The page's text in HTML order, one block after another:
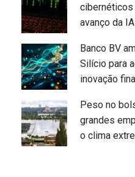
cibernéticos
avanço da IA
Banco BV
Silício para
inovação
Peso no
grandes
o clima